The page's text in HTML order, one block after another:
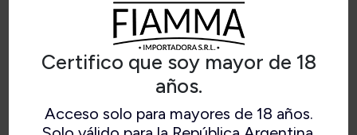
Certifico que soy mayor de 18
años.
Acceso solo para mayores de 18 años.
148 mm
Peso
31 g
Altura del cuenco